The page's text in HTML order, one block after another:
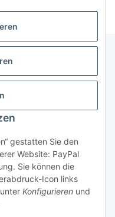
gestatten Sie den
Website: PayPal
Sie können die
Icon links
Konfigurieren und